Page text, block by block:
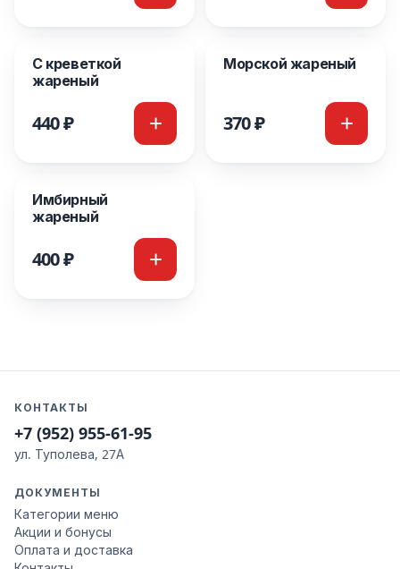
С креветкой
жареный
440 ₽
Морской жареный
370 ₽
Имбирный
жареный
400 ₽
КОНТАКТЫ
+7 (952) 955-61-95
ул. Туполева, 27А
ДОКУМЕНТЫ
Категории меню
Акции и бонусы
Оплата и доставка